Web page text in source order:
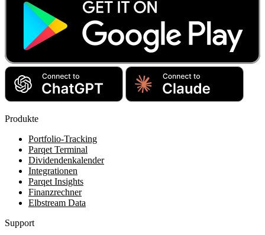
Produkte
Portfolio-Tracking
Parqet Terminal
Dividendenkalender
Integrationen
Parqet Insights
Finanzrechner
Elbstream Data
Support